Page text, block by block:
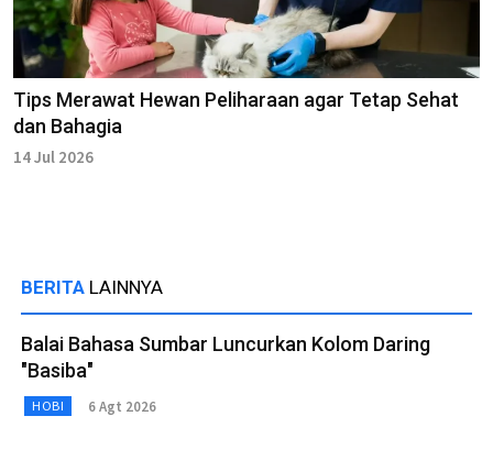
Tips Merawat Hewan Peliharaan agar Tetap Sehat
dan Bahagia
14 Jul 2026
BERITA LAINNYA
Balai Bahasa Sumbar Luncurkan Kolom Daring
"Basiba"
HOBI 6 Agt 2026